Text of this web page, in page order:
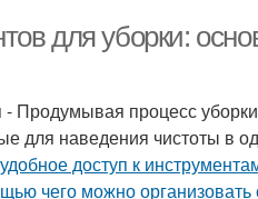
для уборки:
Продумывая процесс
для наведения чистоты в